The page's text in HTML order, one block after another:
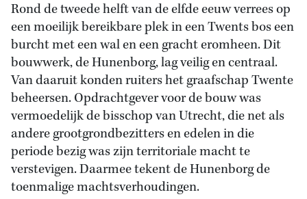
Rond de tweede helft van de elfde eeuw verrees op
een moeilijk bereikbare plek in een Twents bos een
burcht met een wal en een gracht eromheen. Dit
bouwwerk, de Hunenborg, lag veilig en centraal.
Van daaruit konden ruiters het graafschap Twente
beheersen. Opdrachtgever voor de bouw was
vermoedelijk de bisschop van Utrecht, die net als
andere grootgrondbezitters en edelen in die
periode bezig was zijn territoriale macht te
verstevigen. Daarmee tekent de Hunenborg de
toenmalige machtsverhoudingen.